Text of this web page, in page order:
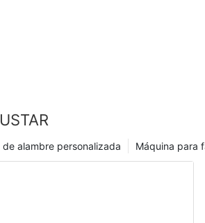
Máquina para
alambre personalizada